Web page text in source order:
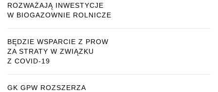
ROZWAŻAJĄ INWESTYCJE
W BIOGAZOWNIE ROLNICZE
BĘDZIE WSPARCIE Z PROW
ZA STRATY W ZWIĄZKU
Z COVID-19
GK GPW ROZSZERZA